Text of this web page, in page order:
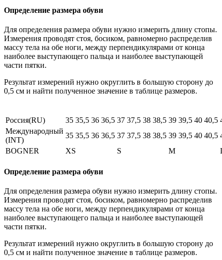
Определение размера обуви
Для определения размера обуви нужно измерить длину стопы.
Измерения проводят стоя, босиком, равномерно распределив
массу тела на обе ноги, между перпендикулярами от конца
наиболее выступающего пальца и наиболее выступающей
части пятки.
Результат измерений нужно округлить в большую сторону до
0,5 см и найти полученное значение в таблице размеров.
Россия(RU) 35 35,5 36 36,5 37 37,5 38 38,5 39 39,5 40 40,5
Международный
(INT)
35 35,5 36 36,5 37 37,5 38 38,5 39 39,5 40 40,5
BOGNER
XS S M
Определение размера обуви
Для определения размера обуви нужно измерить длину стопы.
Измерения проводят стоя, босиком, равномерно распределив
массу тела на обе ноги, между перпендикулярами от конца
наиболее выступающего пальца и наиболее выступающей
части пятки.
Результат измерений нужно округлить в большую сторону до
0,5 см и найти полученное значение в таблице размеров.